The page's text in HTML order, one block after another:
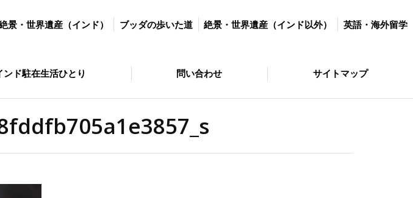
景・世界遺産（インド） ブッダの歩いた道 絶景・世界遺産（インド以外） 英語・海外留学
ンド駐在生活ひとり 問い合わせ サイトマップ
ド） ブッダの歩いた道 絶景・世界遺産（インド以外） 英語・海外留学 マラソン＆ダイエット